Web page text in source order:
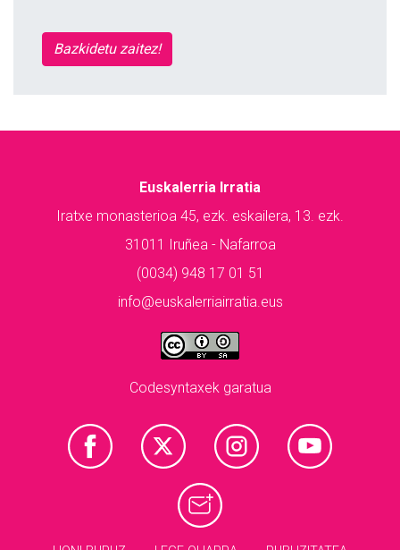
Bazkidetu zaitez!
Euskalerria Irratia
Iratxe monasterioa 45, ezk. eskailera, 13. ezk.
31011 Iruñea - Nafarroa
(0034) 948 17 01 51
info@euskalerriairratia.eus
Codesyntaxek garatua